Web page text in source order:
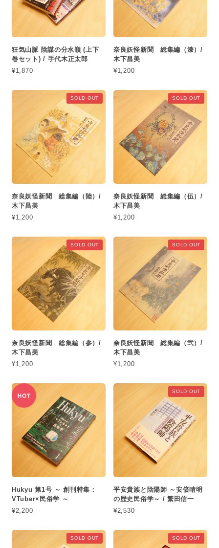
狂気山脈 陰謀の分水嶺 (上下
巻セット) / 手代木正太郎
¥1,870
奈良妖怪新聞 総集編（漆）/
木下昌美
¥1,200
SOLD OUT
奈良妖怪新聞 総集編（陸）/
木下昌美
¥1,200
SOLD OUT
奈良妖怪新聞 総集編（伍）/
木下昌美
¥1,200
SOLD OUT
奈良妖怪新聞 総集編（参）/
木下昌美
¥1,200
SOLD OUT
奈良妖怪新聞 総集編（弐）/
木下昌美
¥1,200
Hukyu 第1号 ～ 創刊特集：
VTuber×民俗学 ～
¥2,200
SOLD OUT
平安貴族と陰陽師 ～安倍晴明
の歴史民俗学～ / 繁田信一
¥2,530
SOLD OUT SOLD OUT